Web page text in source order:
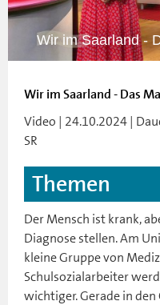
Wir im Saarland -
Wir im Saarland - Das
Video | 24.10.2024 |
SR
Themen
Der Mensch ist krank,
Diagnose stellen. Am
kleine Gruppe von
Schulsozialarbeiter
wichtiger. Gerade in